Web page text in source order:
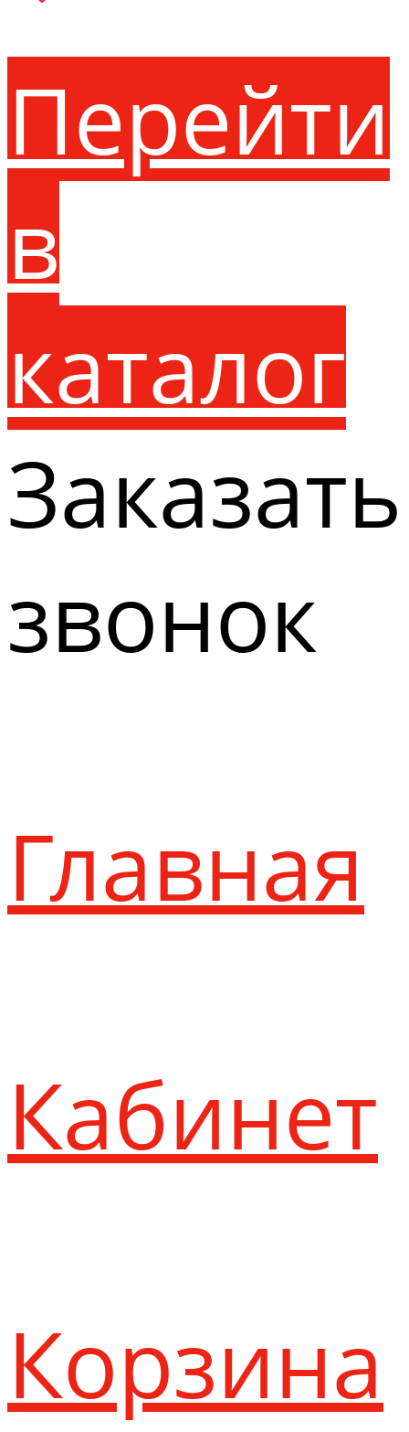
Перейти
в
каталог
Заказать
звонок
Главная
Кабинет
Корзина